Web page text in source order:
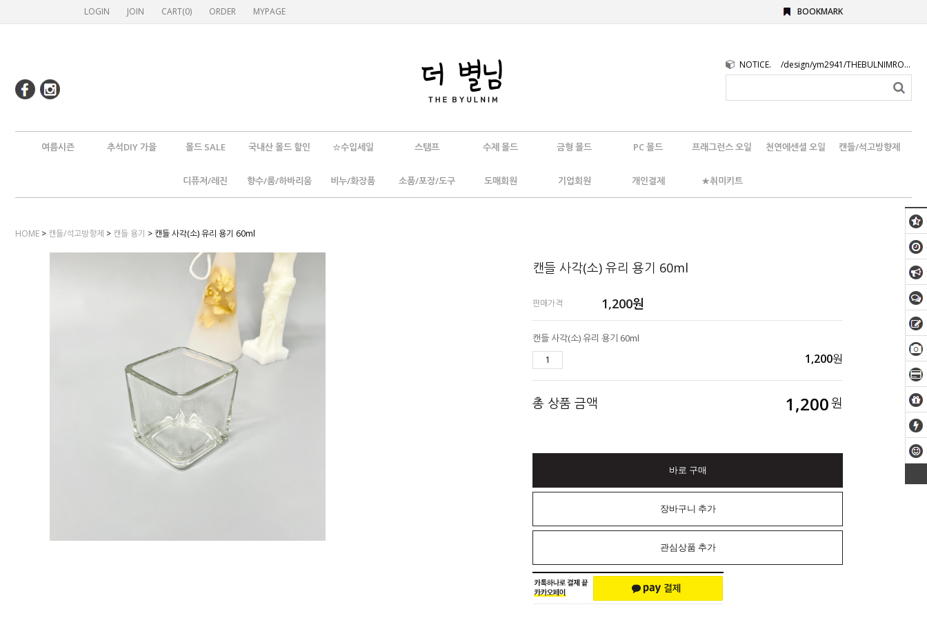
LOGIN JOIN CART(0) ORDER MYPAGE BOOKMARK
NOTICE. /design/ym2941/THEBULNIMROGO.png
여름시즌 추석DIY 가을 몰드 SALE 국내산 몰드 할인 ☆수입세일 스탬프 수제 몰드 금형 몰드 PC 몰드 프래그런스 오일 천연에센셜 오일 캔들/석고방향제
디퓨저/레진 향수/룸/하바리움 비누/화장품 소품/포장/도구 도매회원 기업회원 개인결제 ★취미키트
HOME > 캔들/석고방향제 > 캔들 용기 > 캔들 사각(소) 유리 용기 60ml
캔들 사각(소) 유리 용기 60ml
판매가격 1,200원
캔들 사각(소) 유리 용기 60ml
1,200원
총 상품 금액 1,200원
바로 구매
장바구니 추가
관심상품 추가